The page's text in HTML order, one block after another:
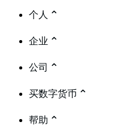
个人
企业
公司
买数字货币
帮助